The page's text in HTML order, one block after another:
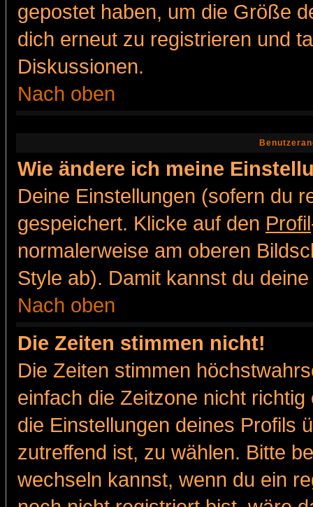
gepostet haben, um die Größe
dich erneut zu registrieren und
Diskussionen.
Nach oben
Wie ändere ich meine
Deine Einstellungen (sofern du
gespeichert. Klicke auf den Profil
normalerweise am oberen
Style ab). Damit kannst du
Nach oben
Die Zeiten stimmen nicht!
Die Zeiten stimmen
einfach die Zeitzone nicht
die Einstellungen deines Profils
zutreffend ist, zu wählen. Bitte
wechseln kannst, wenn du ein